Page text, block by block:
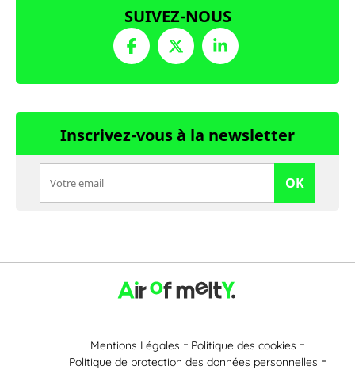
SUIVEZ-NOUS
Inscrivez-vous à la newsletter
OK
Mentions Légales
Politique des cookies
Politique de protection des données personnelles